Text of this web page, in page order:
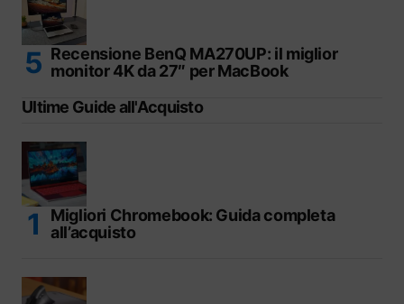
Recensione BenQ MA270UP: il miglior
monitor 4K da 27″ per MacBook
Ultime Guide all'Acquisto
Migliori Chromebook: Guida completa
all’acquisto